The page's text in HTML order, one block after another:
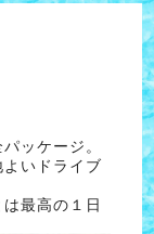
ッケージ。
いドライブ
最高の１日